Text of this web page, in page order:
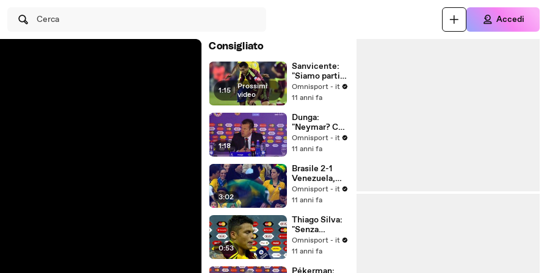
Cerca Accedi
Consigliato
1:15 | Prossimi
video
Sanvicente:
"Siamo partiti
male"
Omnisport - it
11 anni fa
1:18
Dunga:
"Neymar? Ce
ne faremo una
ragione"
Omnisport - it
11 anni fa
3:02
Brasile 2-1
Venezuela,
gruppo C
Omnisport - it
11 anni fa
0:53
Thiago Silva:
"Senza
Neymar
decisivo il
Omnisport - it
11 anni fa